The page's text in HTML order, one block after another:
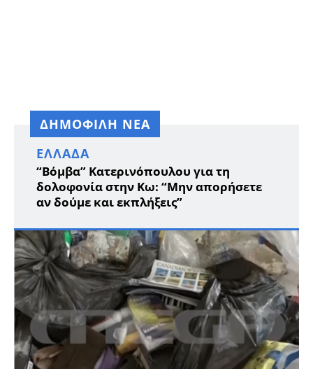
ΔΗΜΟΦΙΛΗ ΝΕΑ
ΕΛΛΆΔΑ
“Βόμβα” Κατερινόπουλου για τη
δολοφονία στην Κω: “Μην απορήσετε
αν δούμε και εκπλήξεις”